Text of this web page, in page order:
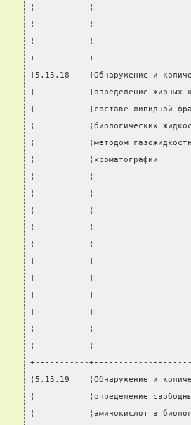
¦           ¦
¦           ¦
¦           ¦
+-----------
¦5.15.18    ¦Обнаружение и
¦           ¦определение
¦           ¦составе липидной
¦           ¦биологических
¦           ¦методом
¦           ¦хроматографии
¦           ¦
¦           ¦
¦           ¦
¦           ¦
¦           ¦
¦           ¦
¦           ¦
¦           ¦
¦           ¦
¦           ¦
¦           ¦
+-----------
¦5.15.19    ¦Обнаружение и
¦           ¦определение
¦           ¦аминокислот в